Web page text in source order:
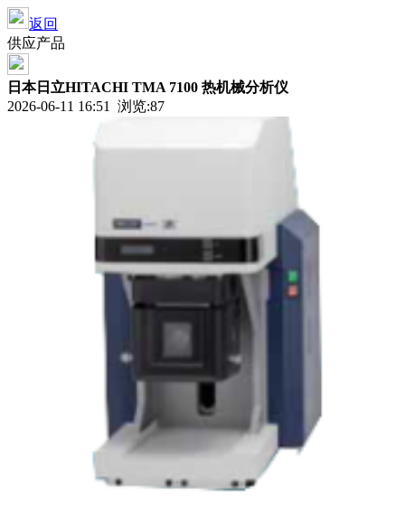
返回
供应产品
日本日立HITACHI TMA 7100 热机械分析仪
2026-06-11 16:51 浏览:87